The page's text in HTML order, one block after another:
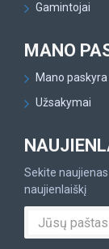
Gamintojai
MANO
Mano paskyra
Užsakymai
Sekite
naujienlaiškį